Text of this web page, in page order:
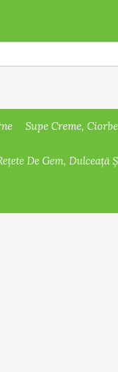
Supe Creme, Ciorbe
De Gem, Dulceață